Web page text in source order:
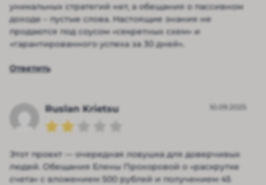
уникальных стратегий нет, а обещания о пассивном
доходе – пустые слова. Настоящие знания не
продаются под соусом «секретных схем» и
«гарантированного успеха за 30 дней».
Ответить
Ruslan Krietsu 10.09.2025
Этот проект — очередная ловушка для доверчивых
людей. Обещания Елены Прохоровой о «раскрутке
счета» с вложением 500 рублей и получением 45